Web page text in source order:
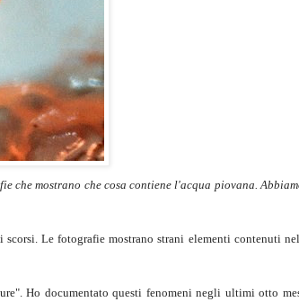
che mostrano che cosa contiene l'acqua piovana.
Le fotografie mostrano strani elementi contenuti
Ho documentato questi fenomeni negli ultimi otto